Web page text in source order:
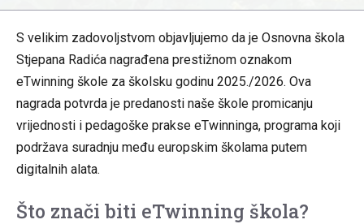
S velikim zadovoljstvom objavljujemo da je Osnovna škola
Stjepana Radića nagrađena prestižnom oznakom
eTwinning škole za školsku godinu 2025./2026. Ova
nagrada potvrda je predanosti naše škole promicanju
vrijednosti i pedagoške prakse eTwinninga, programa koji
podržava suradnju među europskim školama putem
digitalnih alata.
Što znači biti eTwinning škola?